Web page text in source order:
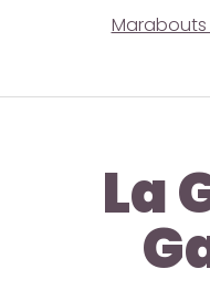
Marabouts
La